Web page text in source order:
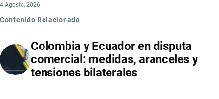
4 Agosto, 2026
Contenido Relacionado
Colombia y Ecuador en disputa
comercial: medidas, aranceles y
tensiones bilaterales